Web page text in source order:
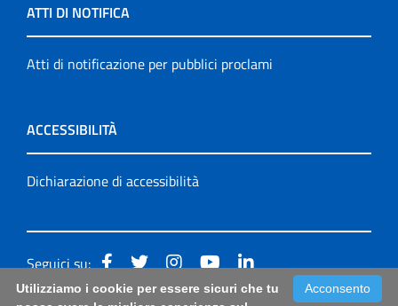
ATTI DI NOTIFICA
Atti di notificazione per pubblici proclami
ACCESSIBILITÀ
Dichiarazione di accessibilità
Seguici su:
Acconsento
Utilizziamo i cookie per essere sicuri che tu